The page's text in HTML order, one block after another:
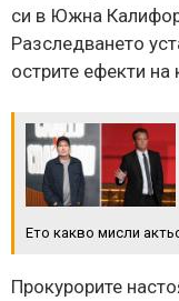
си в Южна
Разследването
острите ефекти на
Ето какво мисли
Прокурорите